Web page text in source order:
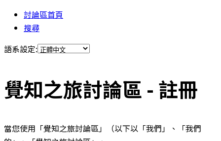
討論區首頁
搜尋
語系設定:
覺知之旅討論區 - 註冊
當您使用「覺知之旅討論區」（以下以「我們」、「我們